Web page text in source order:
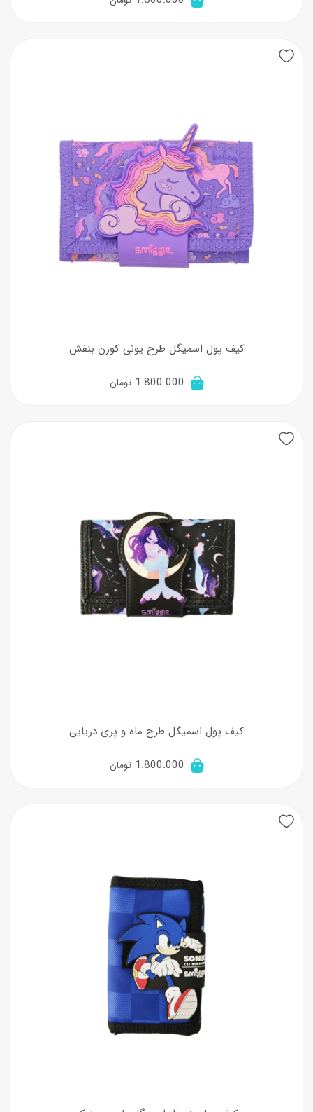
کیف پول اسمیگل طرح یونی کورن بنفش
1.800.000 تومان
کیف پول اسمیگل طرح ماه و پری دریایی
1.800.000 تومان